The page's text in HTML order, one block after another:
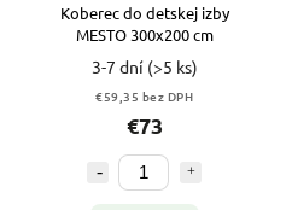
Koberec do detskej izby
MESTO 300x200 cm
3-7 dní (>5 ks)
€59,35 bez DPH
€73